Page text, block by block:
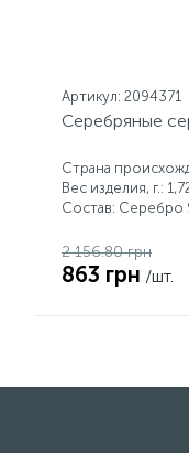
Артикул: 2094371
Серебряные
Страна
Вес изделия, г.:
Состав: Серебро
2 156.80 грн
863 грн /шт.